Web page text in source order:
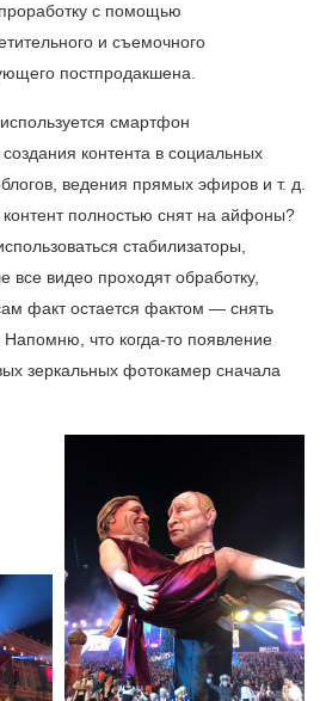
с помощью
и съемочного
постпродакшена.
смартфон
контента в социальных
ведения прямых эфиров и т. д.
полностью снят на айфоны?
стабилизаторы,
видео проходят обработку,
факт остается фактом — снять
что когда-то появление
зеркальных фотокамер сначала